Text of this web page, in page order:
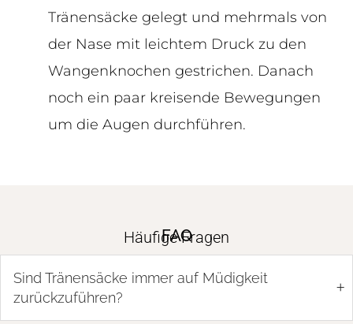
Tränensäcke gelegt und mehrmals von
der Nase mit leichtem Druck zu den
Wangenknochen gestrichen. Danach
noch ein paar kreisende Bewegungen
um die Augen durchführen.
FAQ
Häufige Fragen
Sind Tränensäcke immer auf Müdigkeit
zurückzuführen?
+